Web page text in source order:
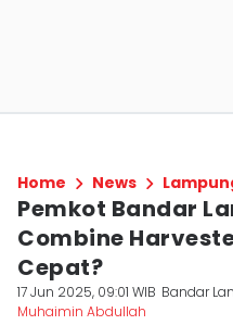
Home News
Pemkot Bandar
Combine
Cepat?
17 Jun 2025, 09:01 WIB Bandar
Muhaimin Abdullah